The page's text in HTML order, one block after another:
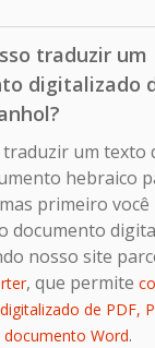
traduzir um
digitalizado
traduzir um texto
hebraico
primeiro você
documento
nosso site
, que permite
de PDF,
documento Word.